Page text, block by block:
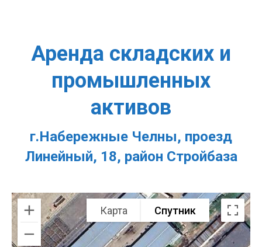
Аренда складских и
промышленных
активов
г.Набережные Челны, проезд
Линейный, 18, район Стройбаза
Карта Спутник